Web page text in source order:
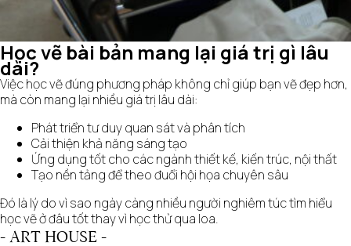
Học vẽ bài bản mang lại giá trị gì lâu
dài?
Việc học vẽ đúng phương pháp không chỉ giúp bạn vẽ đẹp hơn,
mà còn mang lại nhiều giá trị lâu dài:
Phát triển tư duy quan sát và phân tích
Cải thiện khả năng sáng tạo
Ứng dụng tốt cho các ngành thiết kế, kiến trúc, nội thất
Tạo nền tảng để theo đuổi hội họa chuyên sâu
Đó là lý do vì sao ngày càng nhiều người nghiêm túc tìm hiểu
học vẽ ở đâu tốt thay vì học thử qua loa.
- ART HOUSE -